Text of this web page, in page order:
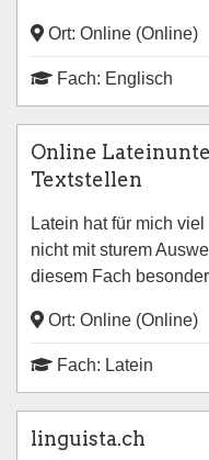
Ort: Online (Online)
Fach: Englisch
Online
Textstellen
Latein hat für mich
nicht mit sturem
diesem Fach
Ort: Online (Online)
Fach: Latein
linguista.ch